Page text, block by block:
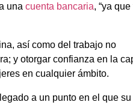
una cuenta bancaria, “ya
así como del trabajo no
y otorgar confianza en la
en cualquier ámbito.
a un punto en el que